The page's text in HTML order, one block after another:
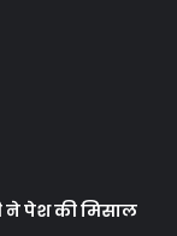
ने पेश की मिसाल